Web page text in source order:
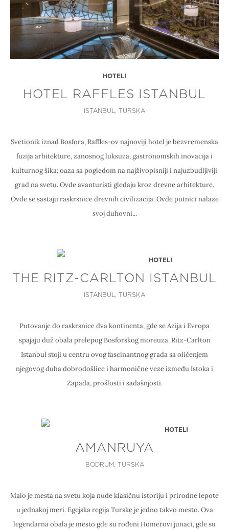
HOTELI
HOTEL RAFFLES ISTANBUL
ISTANBUL, TURSKA
Svetionik iznad Bosfora, Raffles-ov najnoviji hotel je bezvremenska
fuzija arhitekture, zanosnog luksuza, gastronomskih inovacija i
kulturnog šika: oaza sa pogledom na najživopisniji i najuzbudljiviji
grad na svetu. Ovde avanturisti gledaju kroz drevne arhitekture.
Ovde se sastaju raskrsnice drevnih civilizacija. Ovde putnici nalaze
svoj duhovni...
HOTELI
THE RITZ-CARLTON ISTANBUL
ISTANBUL, TURSKA
Putovanje do raskrsnice dva kontinenta, gde se Azija i Evropa
spajaju duž obala prelepog Bosforskog moreuza. Ritz-Carlton
Istanbul stoji u centru ovog fascinantnog grada sa oličenjem
njegovog duha dobrodošlice i harmonične veze između Istoka i
Zapada, prošlosti i sadašnjosti.
HOTELI
AMANRUYA
BODRUM, TURSKA
Malo je mesta na svetu koja nude klasičnu istoriju i prirodne lepote
u jednakoj meri. Egejska regija Turske je jedno takvo mesto. Ova
legendarna obala je mesto gde su rođeni Homerovi junaci, gde su